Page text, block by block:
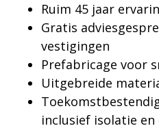
Ruim 45 jaar
Gratis
vestigingen
Prefabricage voor
Uitgebreide
inclusief isolatie en